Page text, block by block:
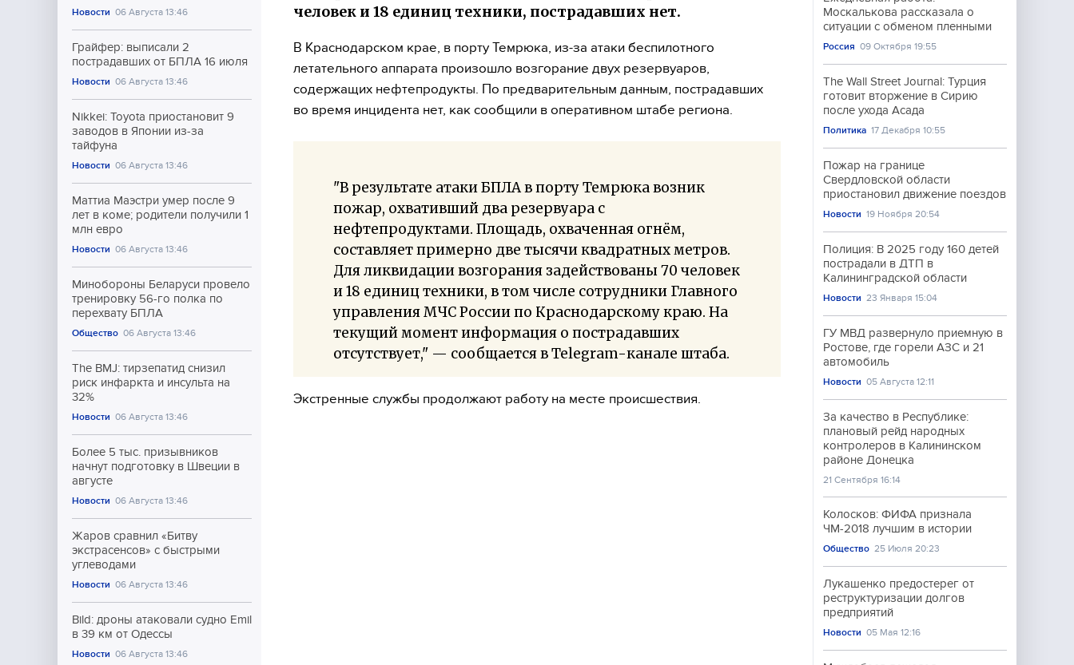
Новости 06 Августа 13:46
Грайфер: выписали 2
пострадавших от БПЛА 16 июля
Новости 06 Августа 13:46
Nikkei: Toyota приостановит 9
заводов в Японии из-за
тайфуна
Новости 06 Августа 13:46
Маттиа Маэстри умер после 9
лет в коме; родители получили 1
млн евро
Новости 06 Августа 13:46
Минобороны Беларуси провело
тренировку 56-го полка по
перехвату БПЛА
Общество 06 Августа 13:46
The BMJ: тирзепатид снизил
риск инфаркта и инсульта на
32%
Новости 06 Августа 13:46
Более 5 тыс. призывников
начнут подготовку в Швеции в
августе
Новости 06 Августа 13:46
Жаров сравнил «Битву
экстрасенсов» с быстрыми
углеводами
Новости 06 Августа 13:46
Bild: дроны атаковали судно Emil
в 39 км от Одессы
Новости 06 Августа 13:46
человек и 18 единиц техники, пострадавших нет.
В Краснодарском крае, в порту Темрюка, из-за атаки беспилотного
летательного аппарата произошло возгорание двух резервуаров,
содержащих нефтепродукты. По предварительным данным, пострадавших
во время инцидента нет, как сообщили в оперативном штабе региона.
"В результате атаки БПЛА в порту Темрюка возник
пожар, охвативший два резервуара с
нефтепродуктами. Площадь, охваченная огнём,
составляет примерно две тысячи квадратных метров.
Для ликвидации возгорания задействованы 70 человек
и 18 единиц техники, в том числе сотрудники Главного
управления МЧС России по Краснодарскому краю. На
текущий момент информация о пострадавших
отсутствует," — сообщается в Telegram-канале штаба.
Экстренные службы продолжают работу на месте происшествия.
Москалькова рассказала о
ситуации с обменом пленными
Россия 09 Октября 19:55
The Wall Street Journal: Турция
готовит вторжение в Сирию
после ухода Асада
Политика 17 Декабря 10:55
Пожар на границе
Свердловской области
приостановил движение поездов
Новости 19 Ноября 20:54
Полиция: В 2025 году 160 детей
пострадали в ДТП в
Калининградской области
Новости 23 Января 15:04
ГУ МВД развернуло приемную в
Ростове, где горели АЗС и 21
автомобиль
Новости 05 Августа 12:11
За качество в Республике:
плановый рейд народных
контролеров в Калининском
районе Донецка
21 Сентября 16:14
Колосков: ФИФА признала
ЧМ-2018 лучшим в истории
Общество 25 Июля 20:23
Лукашенко предостерег от
реструктуризации долгов
предприятий
Новости 05 Мая 12:16